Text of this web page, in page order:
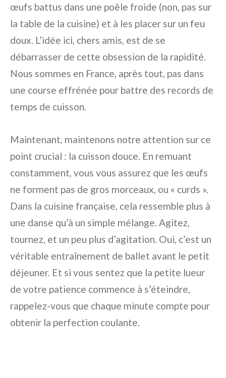
œufs battus dans une poêle froide (non, pas sur
la table de la cuisine) et à les placer sur un feu
doux. L’idée ici, chers amis, est de se
débarrasser de cette obsession de la rapidité.
Nous sommes en France, après tout, pas dans
une course effrénée pour battre des records de
temps de cuisson.
Maintenant, maintenons notre attention sur ce
point crucial : la cuisson douce. En remuant
constamment, vous vous assurez que les œufs
ne forment pas de gros morceaux, ou « curds ».
Dans la cuisine française, cela ressemble plus à
une danse qu’à un simple mélange. Agitez,
tournez, et un peu plus d’agitation. Oui, c’est un
véritable entraînement de ballet avant le petit
déjeuner. Et si vous sentez que la petite lueur
de votre patience commence à s’éteindre,
rappelez-vous que chaque minute compte pour
obtenir la perfection coulante.